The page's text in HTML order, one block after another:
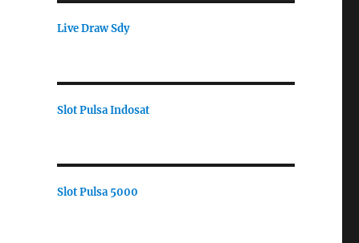
Live Draw Sdy
Slot Pulsa Indosat
Slot Pulsa 5000